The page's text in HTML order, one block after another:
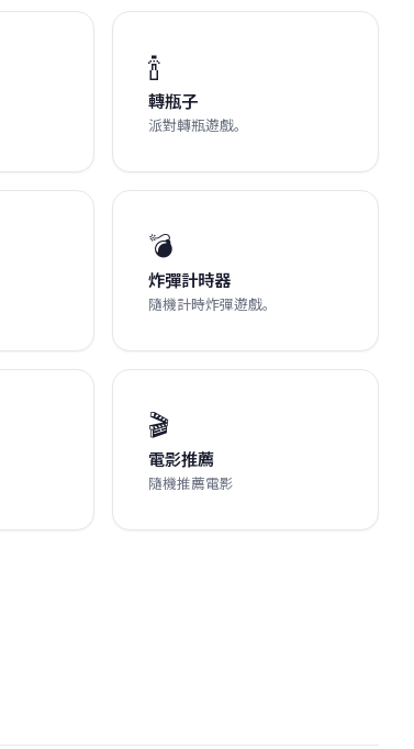
🍾
轉瓶子
派對轉瓶遊戲。
💣
炸彈計時器
隨機計時炸彈遊戲。
🎬
電影推薦
隨機推薦電影